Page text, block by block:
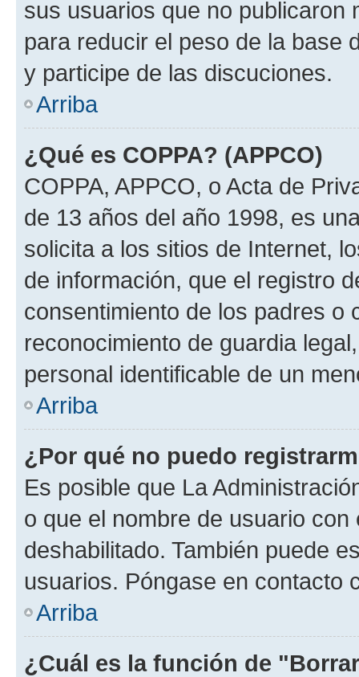
sus usuarios que no publicaron
para reducir el peso de la base
y participe de las discuciones.
Arriba
¿Qué es COPPA? (APPCO)
COPPA, APPCO, o Acta de
de 13 años del año 1998, es
solicita a los sitios de Internet,
de información, que el registro
consentimiento de los padres o
reconocimiento de guardia
personal identificable de un
Arriba
¿Por qué no puedo
Es posible que La
o que el nombre de usuario
deshabilitado. También puede
usuarios. Póngase en contacto
Arriba
¿Cuál es la función de